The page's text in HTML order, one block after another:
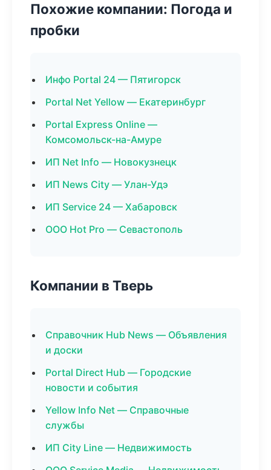
Похожие компании: Погода и
пробки
Инфо Portal 24 — Пятигорск
Portal Net Yellow — Екатеринбург
Portal Express Online —
Комсомольск-на-Амуре
ИП Net Info — Новокузнецк
ИП News City — Улан-Удэ
ИП Service 24 — Хабаровск
ООО Hot Pro — Севастополь
Компании в Тверь
Справочник Hub News — Объявления
и доски
Portal Direct Hub — Городские
новости и события
Yellow Info Net — Справочные
службы
ИП City Line — Недвижимость